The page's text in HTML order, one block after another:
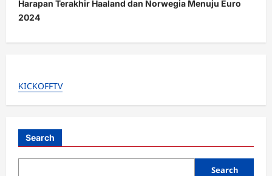
n
a
v
g
o
Harapan Terakhir Haaland dan Norwegia Menuju Euro
2024
KICKOFFTV
Search
Search